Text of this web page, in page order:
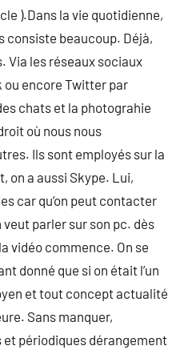
).Dans la vie quotidienne,
consiste beaucoup. Déjà,
Via les réseaux sociaux
ou encore Twitter par
chats et la photograhie
où nous nous
Ils sont employés sur la
on a aussi Skype. Lui,
car qu’on peut contacter
veut parler sur son pc. dès
vidéo commence. On se
donné que si on était l’un
et tout concept actualité
Sans manquer,
périodiques dérangement